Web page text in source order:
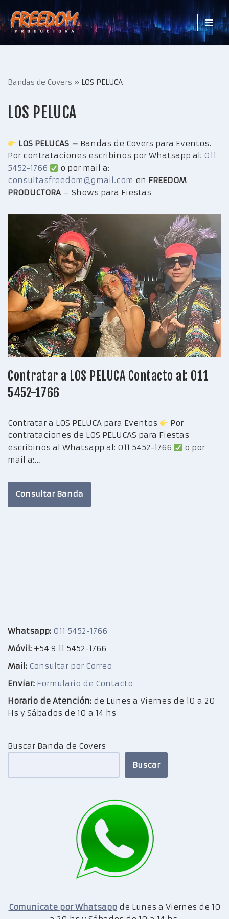
Saltar
Bandas de Covers » LOS PELUCA
LOS PELUCA
LOS PELUCAS – Bandas de Covers para Eventos.
Por contrataciones escribinos por Whatsapp al: 011
5452-1766
o por mail a:
consultasfreedom@gmail.com en FREEDOM
PRODUCTORA– Shows para Fiestas
Contratar a LOS PELUCA Contacto al: 011
5452-1766
Contratar a LOS PELUCA para Eventos
Por
contrataciones de LOS PELUCAS para Fiestas
escribinos al Whatsapp al: 011 5452-1766
o por
mail a:…
Consultar Banda
Whatsapp: 011 5452-1766
Móvil: +54 9 11 5452-1766
Mail: Consultar por Correo
Enviar: Formulario de Contacto
Horario de Atención: de Lunes a Viernes de 10 a 20
Hs y Sábados de 10 a 14 hs
Buscar Banda de Covers
Buscar
Comunicate por Whatsappde Lunes a Viernes de 10